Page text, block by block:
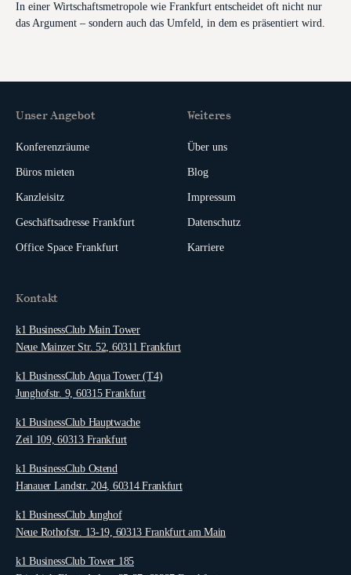
In einer Wirtschaftsmetropole wie Frankfurt entscheidet oft nicht nur
das Argument – sondern auch das Umfeld, in dem es präsentiert wird.
Unser Angebot
Konferenzräume
Büros mieten
Kanzleisitz
Geschäftsadresse Frankfurt
Office Space Frankfurt
Weiteres
Über uns
Blog
Impressum
Datenschutz
Karriere
Kontakt
k1 BusinessClub Main Tower
Neue Mainzer Str. 52, 60311 Frankfurt
k1 BusinessClub Aqua Tower (T4)
Junghofstr. 9, 60315 Frankfurt
k1 BusinessClub Hauptwache
Zeil 109, 60313 Frankfurt
k1 BusinessClub Ostend
Hanauer Landstr. 204, 60314 Frankfurt
k1 BusinessClub Junghof
Neue Rothofstr. 13-19, 60313 Frankfurt am Main
k1 BusinessClub Tower 185